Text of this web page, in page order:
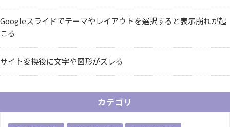
Googleスライドでテーマやレイアウトを選択すると表示崩れが起
こる
サイト変換後に文字や図形がズレる
カテゴリ